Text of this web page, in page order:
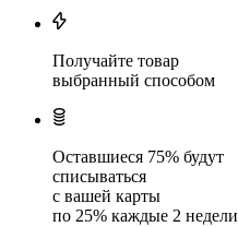
Получайте товар
выбранный способом
Оставшиеся 75% будут
списываться
с вашей карты
по 25% каждые 2 недели